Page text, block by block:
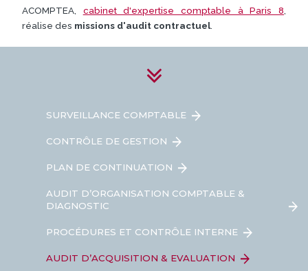
ACOMPTEA, cabinet d'expertise comptable à Paris 8
réalise des missions d'audit contractuel.
SURVEILLANCE COMPTABLE
CONTRÔLE DE GESTION
PLAN DE CONTINUATION
AUDIT D’ORGANISATION COMPTABLE &
DIAGNOSTIC
PROCÉDURES ET CONTRÔLE INTERNE
AUDIT D’ACQUISITION & EVALUATION